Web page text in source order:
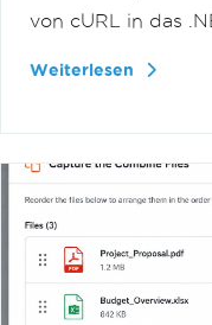
von cURL in das
Weiterlesen